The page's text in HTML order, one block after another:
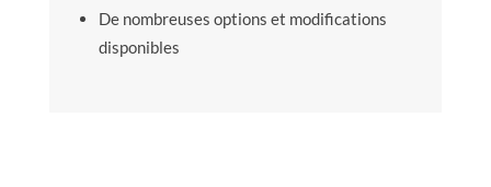
De nombreuses options et modifications
disponibles